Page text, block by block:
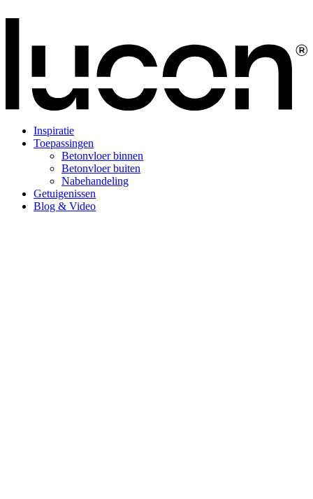
Inspiratie
Toepassingen
Betonvloer binnen
Betonvloer buiten
Nabehandeling
Getuigenissen
Blog & Video